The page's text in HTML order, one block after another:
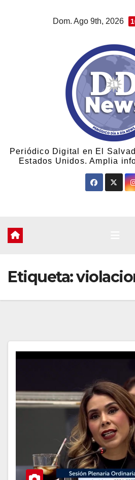
Dom. Ago 9th, 2026
Periódico Digital en El
Estados Unidos. Amplia
Etiqueta: